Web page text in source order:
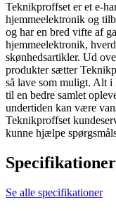
Teknikproffset er et e-
hjemmeelektronik og
og har en bred vifte af
hjemmeelektronik,
skønhedsartikler. Ud
produkter sætter
så lave som muligt. Alt i
til en bedre samlet
undertiden kan være
Teknikproffset
kunne hjælpe
Specifikationer
Se alle specifikationer